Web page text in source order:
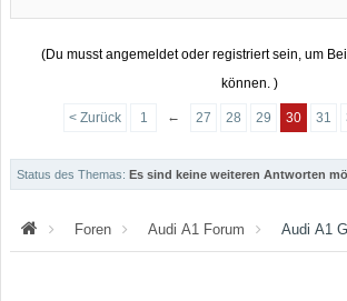
(Du musst angemeldet oder registriert sein, um
können. )
< Zurück 1 ← 27 28 29 30 31
Status des Themas: Es sind keine weiteren Antworten
Foren Audi A1 Forum Audi A1